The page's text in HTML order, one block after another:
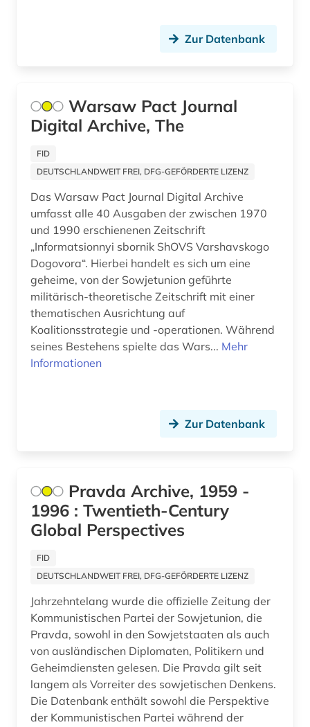
quelle (2)
reaktorunfall (2)
religiöse verfolgung (1)
restitution (1)
russisch (1)
russisch-ukrainischer krieg (1)
russland (43)
samisdat (1)
sammlung (1)
sowjetunion (76)
soziologie (1)
stalin (1)
stalinismus (2)
straflager (1)
südasien (1)
taliban (2)
Zur Datenbank
Warsaw Pact Journal
Digital Archive, The
FID
DEUTSCHLANDWEIT FREI, DFG-GEFÖRDERTE LIZENZ
Das Warsaw Pact Journal Digital Archive
umfasst alle 40 Ausgaben der zwischen 1970
und 1990 erschienenen Zeitschrift
„Informatsionnyi sbornik ShOVS Varshavskogo
Dogovora“. Hierbei handelt es sich um eine
geheime, von der Sowjetunion geführte
militärisch-theoretische Zeitschrift mit einer
thematischen Ausrichtung auf
Koalitionsstrategie und -operationen. Während
seines Bestehens spielte das Wars... Mehr
Informationen
Zur Datenbank
Pravda Archive, 1959 -
1996 : Twentieth-Century
Global Perspectives
FID
DEUTSCHLANDWEIT FREI, DFG-GEFÖRDERTE LIZENZ
Jahrzehntelang wurde die offizielle Zeitung der
Kommunistischen Partei der Sowjetunion, die
Pravda, sowohl in den Sowjetstaaten als auch
von ausländischen Diplomaten, Politikern und
Geheimdiensten gelesen. Die Pravda gilt seit
langem als Vorreiter des sowjetischen Denkens.
Die Datenbank enthält sowohl die Perspektive
der Kommunistischen Partei während der